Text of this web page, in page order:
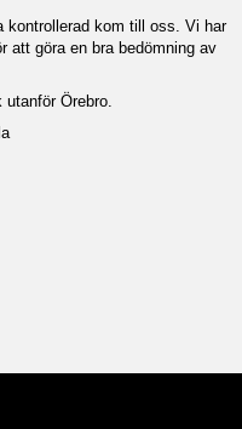
kontrollerad kom till oss. Vi har
att göra en bra bedömning av
Örebro.